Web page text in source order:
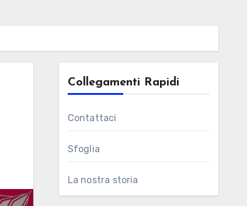
Collegamenti Rapidi
Contattaci
Sfoglia
La nostra storia